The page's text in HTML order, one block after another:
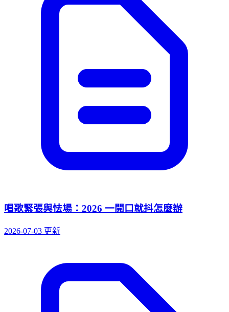
唱歌緊張與怯場：2026 一開口就抖怎麼辦
2026-07-03 更新